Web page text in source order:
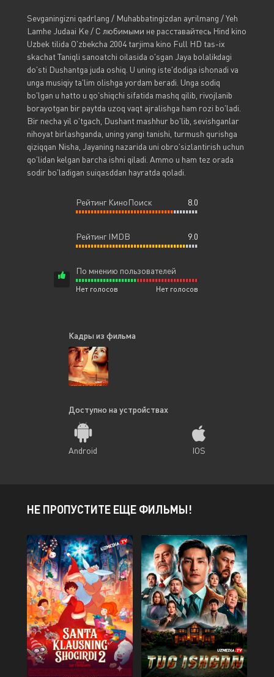
Sevganingizni qadrlang / Muhabbatingizdan ayrilmang / Yeh
Lamhe Judaai Ke / С любимыми не расставайтесь Hind kino
Uzbek tilida O'zbekcha 2004 tarjima kino Full HD tas-ix
skachat Taniqli sanoatchi oilasida o'sgan Jaya bolalikdagi
do'sti Dushantga juda oshiq. U uning iste'dodiga ishonadi va
unga musiqiy ta'lim olishga yordam beradi. Unga sodiq
bo'lgan u hatto u qo'shiqchi sifatida mashq qilib, rivojlanib
borayotgan bir paytda uzoq vaqt ajralishga ham rozi bo'ladi.
Bir necha yil o'tgach, Dushant mashhur bo'lib, sevishganlar
nihoyat birlashganda, uning yangi tanishi, turmush qurishga
qiziqqan Nisha, Jayaning nazarida uni obro'sizlantirish uchun
qo'lidan kelgan barcha ishni qiladi. Ammo u ham tez orada
sodir bo'ladigan suiqasddan hayratda qoladi.
Рейтинг КиноПоиск 8.0
Рейтинг IMDB 9.0
По мнению пользователей
Нет голосов Нет голосов
Кадры из фильма
Доступно на устройствах
Android IOS
НЕ ПРОПУСТИТЕ ЕЩЕ ФИЛЬМЫ!